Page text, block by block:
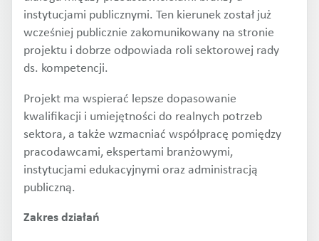
instytucjami publicznymi. Ten kierunek został już
wcześniej publicznie zakomunikowany na stronie
projektu i dobrze odpowiada roli sektorowej rady
ds. kompetencji.
Projekt ma wspierać lepsze dopasowanie
kwalifikacji i umiejętności do realnych potrzeb
sektora, a także wzmacniać współpracę pomiędzy
pracodawcami, ekspertami branżowymi,
instytucjami edukacyjnymi oraz administracją
publiczną.
Zakres działań